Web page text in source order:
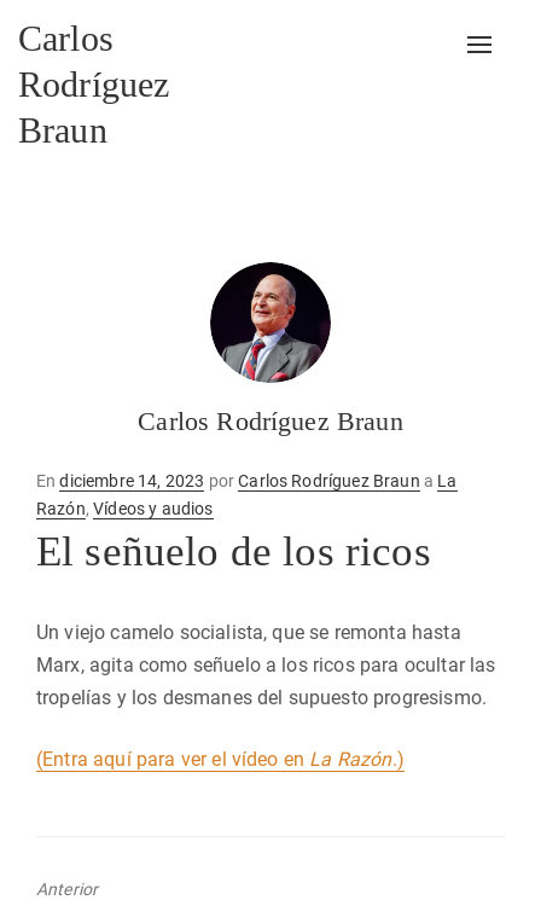
Carlos
Rodríguez
Braun
Carlos Rodríguez Braun
EnPublicado
en
diciembre 14, 2023 porCarlos Rodríguez Braun a La
Razón,Vídeos y audios
El señuelo de los ricos
Un viejo camelo socialista, que se remonta hasta
Marx, agita como señuelo a los ricos para ocultar las
tropelías y los desmanes del supuesto progresismo.
(Entra aquí para ver el vídeo en La Razón.)
Anterior